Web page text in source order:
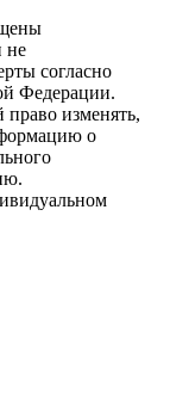
не
согласно
Федерации.
изменять,
о